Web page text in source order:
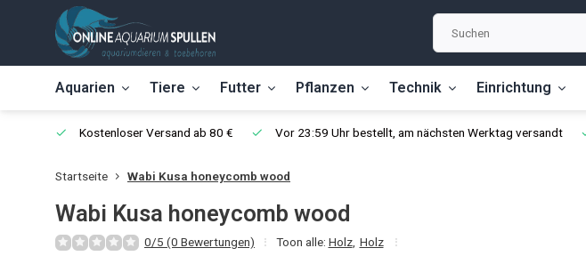
Aquarien Tiere Futter Pflanzen Technik Einrichtung
Kostenloser Versand ab 80 € Vor 23:59 Uhr bestellt, am nächsten Werktag versandt
Startseite Wabi Kusa honeycomb wood
Wabi Kusa honeycomb wood
0/5 (0 Bewertungen) Toon alle: Holz, Holz